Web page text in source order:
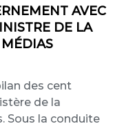
AVEC
DE LA
des cent
de la
Sous la conduite